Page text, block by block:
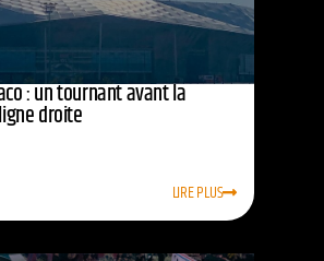
: un tournant avant la
droite
LIRE PLUS